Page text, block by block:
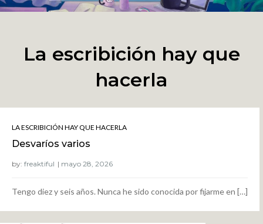
La escribición hay que
hacerla
LA ESCRIBICIÓN HAY QUE HACERLA
Desvaríos varios
by: freaktiful
Tengo diez y seis años. Nunca he sido conocida por fijarme en […]